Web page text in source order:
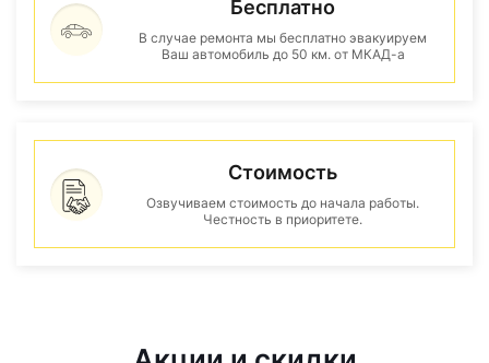
Бесплатно
В случае ремонта мы бесплатно эвакуируем
Ваш автомобиль до 50 км. от МКАД-а
Стоимость
Озвучиваем стоимость до начала работы.
Честность в приоритете.